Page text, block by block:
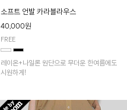
소프트 언발 카라블라우스
40,000원
FREE
레이온+나일론 원단으로 무더운 한여름에도
시원하게!